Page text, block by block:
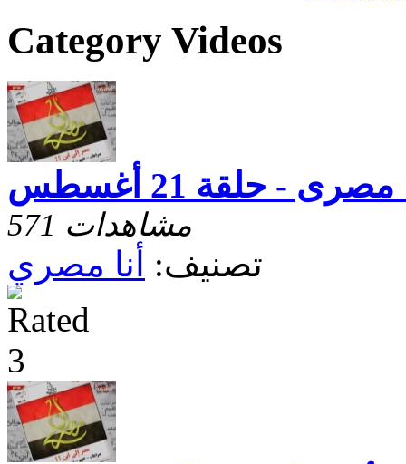
Category Videos
مصرى - حلقة 21 أغسطس
571 مشاهدات
تصنيف: أنا مصري